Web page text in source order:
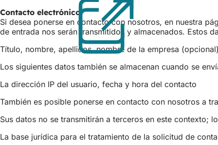
nueva
pestaña)
una
nueva
Contacto electrónico
Si desea ponerse en contacto con nosotros, en nuestra
de entrada nos serán transmitidos y almacenados. Estos
Título, nombre, apellidos, nombre de la empresa
Los siguientes datos también se almacenan cuando se
La dirección IP del usuario, fecha y hora del contacto
También es posible ponerse en contacto con nosotros a
Sus datos no se transmitirán a terceros en este contexto;
La base jurídica para el tratamiento de la solicitud de